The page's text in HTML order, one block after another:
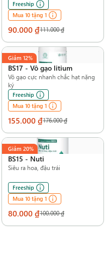
Freeship
Mua 10 tặng 1
90.000 ₫111.000 ₫
Giảm 12%
BS17 - Vô gạo litium
Vô gạo cực nhanh chắc hạt nặng
ký
Freeship
Mua 10 tặng 1
155.000 ₫176.000 ₫
Giảm 20%
BS15 - Nuti
Siêu ra hoa, đậu trái
Freeship
Mua 10 tặng 1
80.000 ₫100.000 ₫